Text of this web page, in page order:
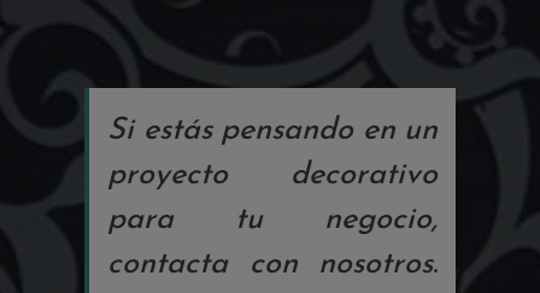
Si estás pensando en un
proyecto decorativo
para tu negocio,
contacta con nosotros.